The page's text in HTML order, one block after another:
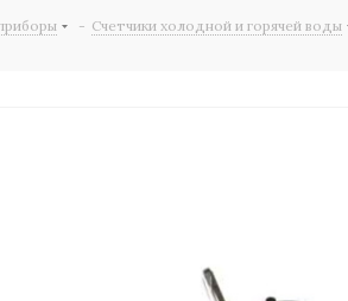
- Счетчики холодной и горячей воды